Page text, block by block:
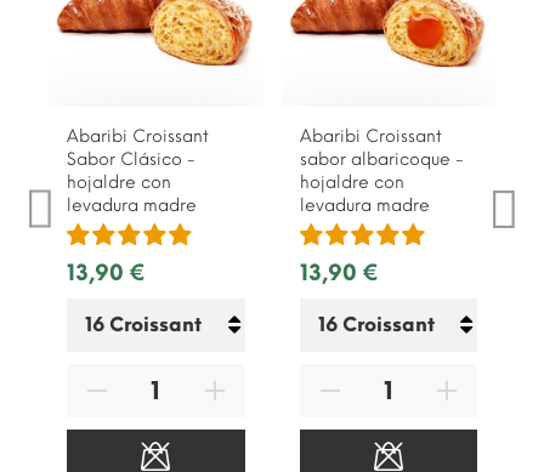
Abaribi Croissant
Sabor Clásico -
hojaldre con
levadura madre
13,90 €
Abaribi Croissant
sabor albaricoque -
hojaldre con
levadura madre
13,90 €